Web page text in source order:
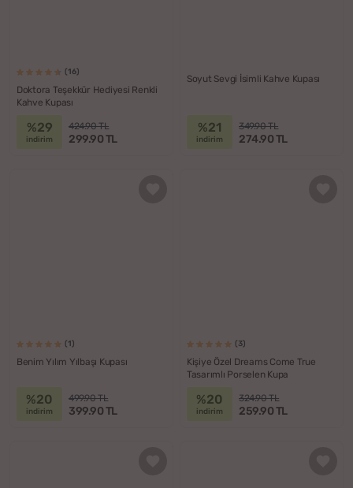
(16)
Doktora Teşekkür Hediyesi Renkli
Kahve Kupası
%29
indirim
424.90 TL
299.90 TL
Soyut Sevgi İsimli Kahve Kupası
%21
indirim
349.90 TL
274.90 TL
(1)
Benim Yılım Yılbaşı Kupası
%20
indirim
499.90 TL
399.90 TL
(3)
Kişiye Özel Dreams Come True
Tasarımlı Porselen Kupa
%20
indirim
324.90 TL
259.90 TL